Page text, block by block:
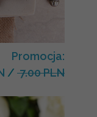
Promocja:
/ 7.00 PLN